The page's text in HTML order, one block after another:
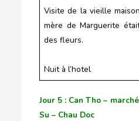
Visite de la vieille
mère de Marguerite
des fleurs.
Nuit à l’hotel
Jour 5 : Can Tho –
Su – Chau Doc